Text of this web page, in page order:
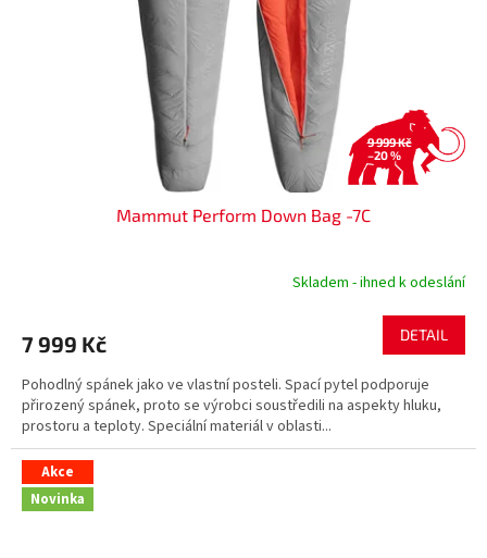
9 999 Kč
–20 %
Mammut Perform Down Bag -7C
Skladem - ihned k odeslání
7 999 Kč DETAIL
Pohodlný spánek jako ve vlastní posteli. Spací pytel podporuje
přirozený spánek, proto se výrobci soustředili na aspekty hluku,
prostoru a teploty. Speciální materiál v oblasti...
Akce
Novinka